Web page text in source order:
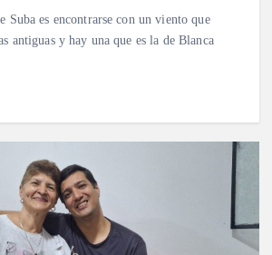
es encontrarse con un viento que
antiguas y hay una que es la de Blanca